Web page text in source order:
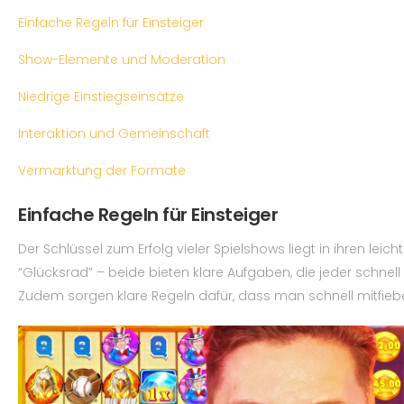
Einfache Regeln für Einsteiger
Show-Elemente und Moderation
Niedrige Einstiegseinsätze
Interaktion und Gemeinschaft
Vermarktung der Formate
Einfache Regeln für Einsteiger
Der Schlüssel zum Erfolg vieler Spielshows liegt in ihren
“Glücksrad” – beide bieten klare Aufgaben, die jeder
Zudem sorgen klare Regeln dafür, dass man schnell